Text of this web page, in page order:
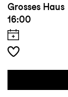
Grosses Haus
16:00